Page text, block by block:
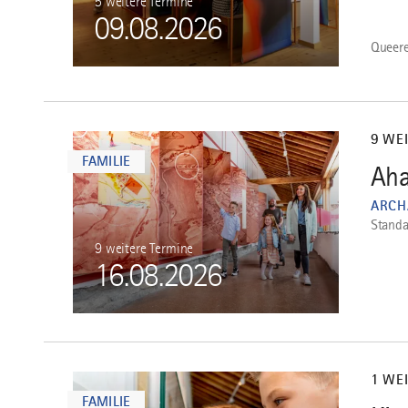
09.08.2026
FAMILIE
9
4
16.08.2026
9 weitere Termine
FAMILIE
1